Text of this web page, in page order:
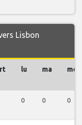
Lisbon
lu ma me
0 0 0